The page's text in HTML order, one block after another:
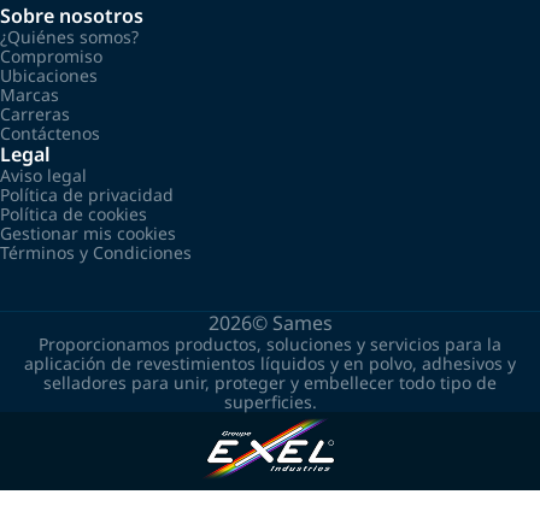
Sobre nosotros
¿Quiénes somos?
Compromiso
Ubicaciones
Marcas
Carreras
Contáctenos
Legal
Aviso legal
Política de privacidad
Política de cookies
Gestionar mis cookies
Términos y Condiciones
2026© Sames
Proporcionamos productos, soluciones y servicios para la
aplicación de revestimientos líquidos y en polvo, adhesivos y
selladores para unir, proteger y embellecer todo tipo de
superficies.